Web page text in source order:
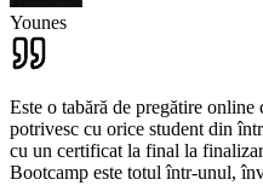
Younes
Este o tabără de pregătire online
potrivesc cu orice student din
cu un certificat la final la
Bootcamp este totul într-unul,